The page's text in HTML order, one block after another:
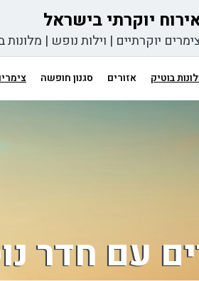
יוקרתי בישראל
יוקרתיים | וילות נופש | מלונות
בוטיק אזורים סגנון חופשה
עם חדר